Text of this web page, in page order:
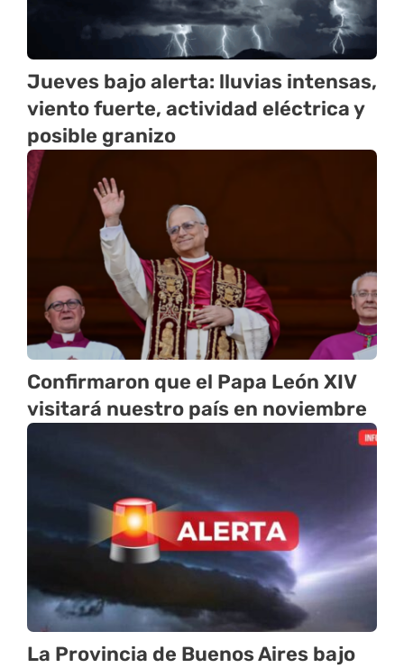
Jueves bajo alerta: lluvias intensas,
viento fuerte, actividad eléctrica y
posible granizo
Confirmaron que el Papa León XIV
visitará nuestro país en noviembre
La Provincia de Buenos Aires bajo